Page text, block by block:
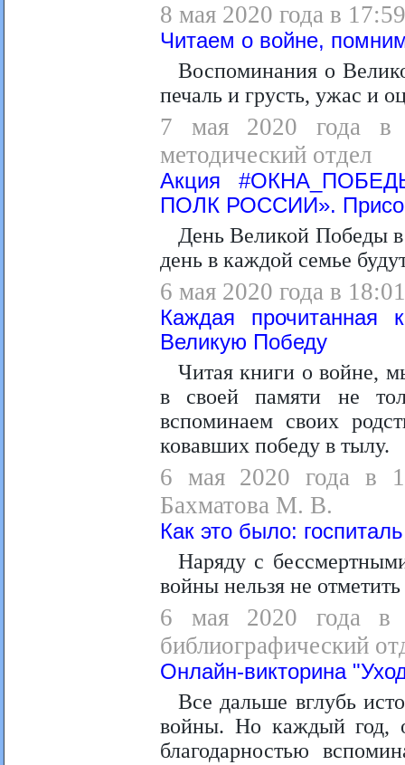
8 мая 2020 года в
Читаем о войне,
Воспоминания о
печаль и грусть, ужас и
7 мая 2020 года в
методический отдел
Акция
ПОЛК РОССИИ».
День Великой Победы
день в каждой семье
6 мая 2020 года в
Каждая прочитанная
Великую Победу
Читая книги о войне,
в своей памяти не
вспоминаем своих
ковавших победу в тылу.
6 мая 2020 года в
Бахматова М. В.
Как это было:
Наряду с
войны нельзя не
6 мая 2020 года в
библиографический
Онлайн-викторина
Все дальше вглубь
войны. Но каждый год,
благодарностью